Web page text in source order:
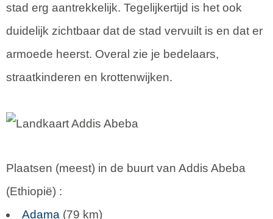
stad erg aantrekkelijk. Tegelijkertijd is het ook
duidelijk zichtbaar dat de stad vervuilt is en dat er
armoede heerst. Overal zie je bedelaars,
straatkinderen en krottenwijken.
Plaatsen (meest) in de buurt van Addis Abeba
(Ethiopië) :
Adama (79 km)